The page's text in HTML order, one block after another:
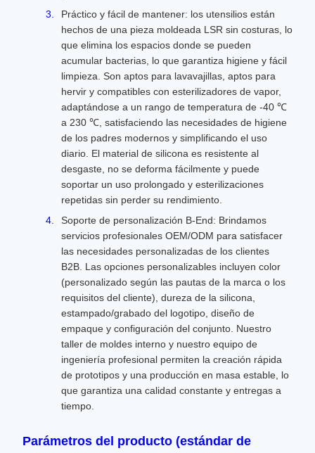
Práctico y fácil de mantener: los utensilios están
hechos de una pieza moldeada LSR sin costuras, lo
que elimina los espacios donde se pueden
acumular bacterias, lo que garantiza higiene y fácil
limpieza. Son aptos para lavavajillas, aptos para
hervir y compatibles con esterilizadores de vapor,
adaptándose a un rango de temperatura de -40 ℃
a 230 ℃, satisfaciendo las necesidades de higiene
de los padres modernos y simplificando el uso
diario. El material de silicona es resistente al
desgaste, no se deforma fácilmente y puede
soportar un uso prolongado y esterilizaciones
repetidas sin perder su rendimiento.
Soporte de personalización B-End: Brindamos
servicios profesionales OEM/ODM para satisfacer
las necesidades personalizadas de los clientes
B2B. Las opciones personalizables incluyen color
(personalizado según las pautas de la marca o los
requisitos del cliente), dureza de la silicona,
estampado/grabado del logotipo, diseño de
empaque y configuración del conjunto. Nuestro
taller de moldes interno y nuestro equipo de
ingeniería profesional permiten la creación rápida
de prototipos y una producción en masa estable, lo
que garantiza una calidad constante y entregas a
tiempo.
Parámetros del producto (estándar de